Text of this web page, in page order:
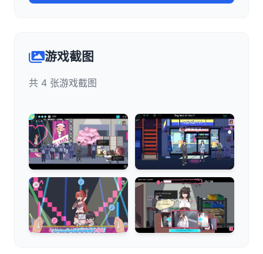
游戏截图
共 4 张游戏截图